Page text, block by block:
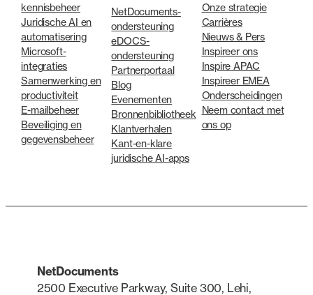
kennisbeheer
Juridische AI en
automatisering
Microsoft-
integraties
Samenwerking en
productiviteit
E-mailbeheer
Beveiliging en
gegevensbeheer
NetDocuments-
ondersteuning
eDOCS-
ondersteuning
Partnerportaal
Blog
Evenementen
Bronnenbibliotheek
Klantverhalen
Kant-en-klare
juridische AI-apps
Onze strategie
Carrières
Nieuws & Pers
Inspireer ons
Inspire APAC
Inspireer EMEA
Onderscheidingen
Neem contact met
ons op
NetDocuments
2500 Executive Parkway, Suite 300, Lehi,